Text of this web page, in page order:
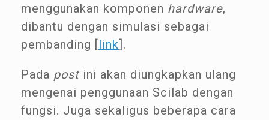
menggunakan komponen hardware,
dibantu dengan simulasi sebagai
pembanding [link].
Pada postini akan diungkapkan ulang
mengenai penggunaan Scilab dengan
fungsi. Juga sekaligus beberapa cara